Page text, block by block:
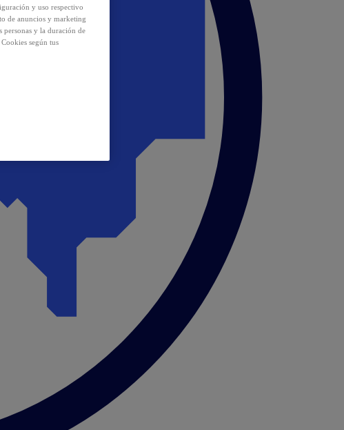
y uso respectivo
de anuncios y marketing
personas y la duración de
Cookies según tus